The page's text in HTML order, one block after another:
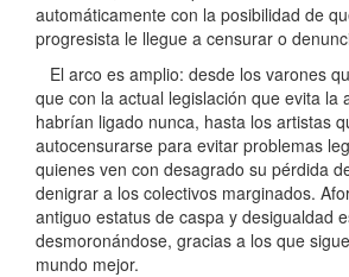
automáticamente con la posibilidad de
progresista le llegue a censurar o
El arco es amplio: desde los varones
que con la actual legislación que evita la
habrían ligado nunca, hasta los artistas
autocensurarse para evitar problemas
quienes ven con desagrado su pérdida
denigrar a los colectivos marginados.
antiguo estatus de caspa y desigualdad
desmoronándose, gracias a los que
mundo mejor.